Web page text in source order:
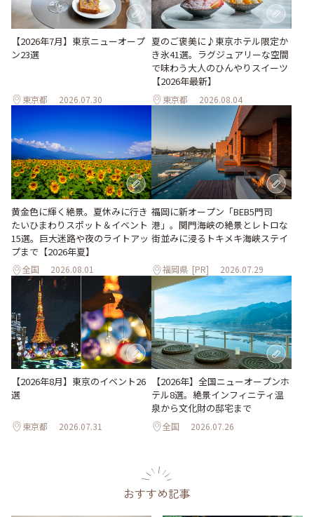
【2026年7月】東京ニューオープ
ン23選
東京都 2026.07.30
夏のご褒美に♪東京ホテル限定か
き氷41選。ラグジュアリーな空間
で味わう大人のひんやりスイーツ
【2026年最新】
東京都 2026.08.04
黄金色に輝く絶景。夏休みに行き
たいひまわりスポット＆イベント
15選。巨大迷路や夜のライトアッ
プまで【2026年夏】
全国 2026.08.01
福岡に新オープン「BEB5門司
港」。関門海峡の絶景とレトロな
街並みに浸るトキメキ海峡ステイ
福岡県 [PR] 2026.07.29
【2026年8月】東京のイベント26
選
東京都 2026.07.31
【2026年】全国ニューオープンホ
テル8選。絶景インフィニティ温
泉から文化財の邸宅まで
全国 2026.07.26
おすすめ記事